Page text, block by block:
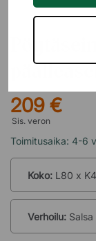
ABSTRACTA
209 €
Sis. veron
Toimitusaika: 4-6
Koko: L80 x
Verhoilu: